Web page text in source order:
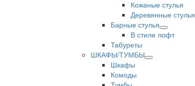
Кожаные стулья
Деревянные стулья
Барные стулья
В стиле лофт
Табуреты
ШКАФЫ/ТУМБЫ
Шкафы
Комоды